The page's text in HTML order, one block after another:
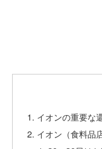
イオンの重要な
イオン（食料品